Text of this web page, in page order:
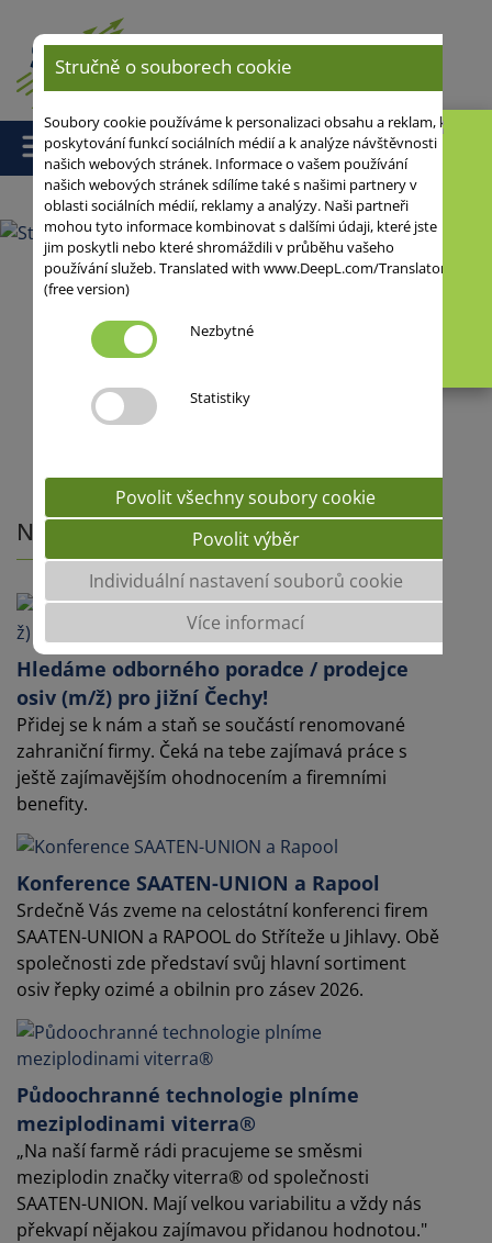
JOHNSONKrm
Pšenice ozimá
krmná pšenice
Stvořen pro špičkové výnosy a nejvyšší
přírůstky.
Novinky
Hledáme odborného poradce / prodejce
osiv (m/ž) pro jižní Čechy!
Přidej se k nám a staň se součástí renomované
zahraniční firmy. Čeká na tebe zajímavá práce s
ještě zajímavějším ohodnocením a firemními
benefity.
Konference SAATEN-UNION a Rapool
Srdečně Vás zveme na celostátní konferenci firem
SAATEN-UNION a RAPOOL do Stříteže u Jihlavy. Obě
společnosti zde představí svůj hlavní sortiment
osiv řepky ozimé a obilnin pro zásev 2026.
Půdoochranné technologie plníme
meziplodinami viterra®
„Na naší farmě rádi pracujeme se směsmi
meziplodin značky viterra® od společnosti
SAATEN-UNION. Mají velkou variabilitu a vždy nás
překvapí nějakou zajímavou přidanou hodnotou."
Stručně o souborech cookie
Soubory cookie používáme k personalizaci obsahu a reklam, k
poskytování funkcí sociálních médií a k analýze návštěvnosti
našich webových stránek. Informace o vašem používání
našich webových stránek sdílíme také s našimi partnery v
oblasti sociálních médií, reklamy a analýzy. Naši partneři
mohou tyto informace kombinovat s dalšími údaji, které jste
jim poskytli nebo které shromáždili v průběhu vašeho
používání služeb. Translated with www.DeepL.com/Translator
(free version)
Nezbytné
Statistiky
Povolit všechny soubory cookie
Povolit výběr
Individuální nastavení souborů cookie
Více informací